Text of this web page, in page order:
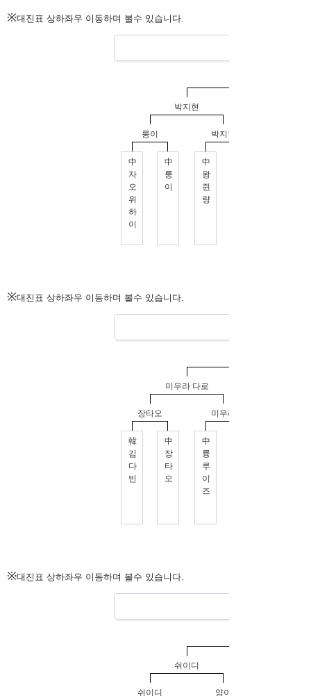
※대진표 상하좌우 이동하며 볼수 있습니다.
※대진표 상하좌우 이동하며 볼수 있습니다.
※대진표 상하좌우 이동하며 볼수 있습니다.